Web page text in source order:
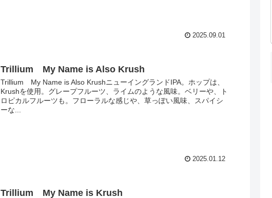
2025.09.01
Trillium My Name is Also Krush
Trillium My Name is Also KrushニューイングランドIPA。ホップは、
Krushを使用。グレープフルーツ、ライムのような風味。ベリーや、ト
ロピカルフルーツも。フローラルな感じや、草っぽい風味、スパイシ
ーな...
2025.01.12
Trillium My Name is Krush